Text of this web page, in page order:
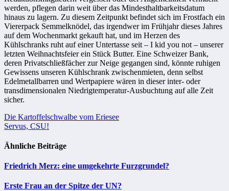
werden, pflegen darin weit über das Mindesthaltbarkeitsdatum
hinaus zu lagern. Zu diesem Zeitpunkt befindet sich im Frostfach ein
Viererpack Semmelknödel, das irgendwer im Frühjahr dieses Jahres
auf dem Wochenmarkt gekauft hat, und im Herzen des
Kühlschranks ruht auf einer Untertasse seit – I kid you not – unserer
letzten Weihnachtsfeier ein Stück Butter. Eine Schweizer Bank,
deren Privatschließfächer zur Neige gegangen sind, könnte ruhigen
Gewissens unseren Kühlschrank zwischenmieten, denn selbst
Edelmetallbarren und Wertpapiere wären in dieser inter- oder
transdimensionalen Niedrigtemperatur-Ausbuchtung auf alle Zeit
sicher.
Beitragsnavigation
Die Kartoffelschwalbe vom Eriesee
Servus, CSU!
Ähnliche Beiträge
Friedrich Merz: eine umgekehrte Furzgrundel?
Erste Frau an der Spitze der UN?